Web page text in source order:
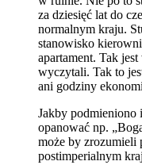
za dziesięć lat do
normalnym kraju.
stanowisko
apartament. Tak
wyczytali. Tak to
ani godziny
Jakby podmieniono
opanować np.
może by
postimperialnym